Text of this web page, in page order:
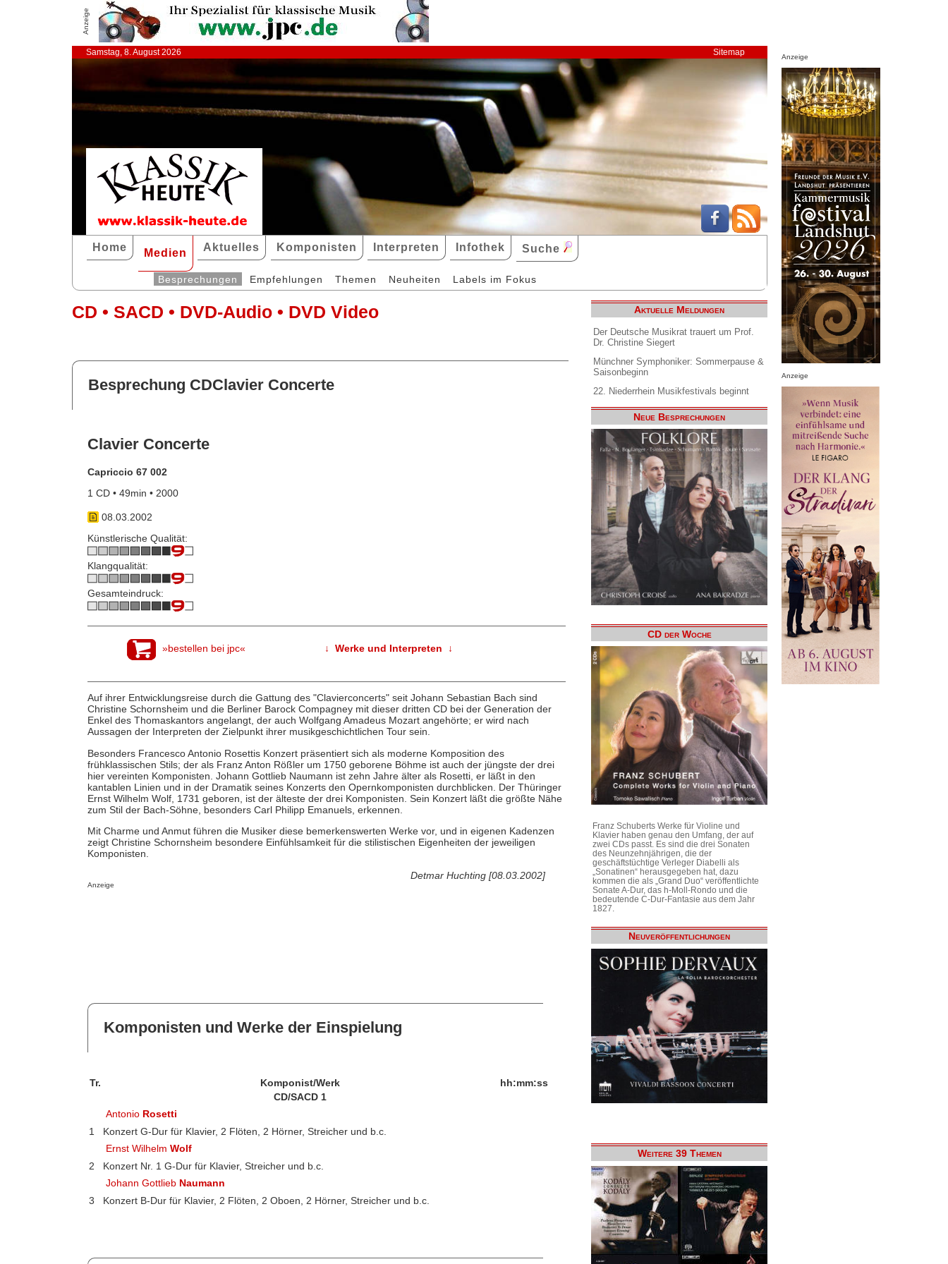
Anzeige
Samstag, 8. August 2026 Sitemap
Home Medien Aktuelles Komponisten Interpreten Infothek Suche
Besprechungen Empfehlungen Themen Neuheiten Labels im Fokus
CD • SACD • DVD-Audio • DVD Video
Besprechung CDClavier Concerte
Clavier Concerte
Capriccio 67 002
1 CD • 49min • 2000
08.03.2002
Künstlerische Qualität:
Klangqualität:
Gesamteindruck:
»bestellen bei jpc« ↓ Werke und Interpreten ↓
Auf ihrer Entwicklungsreise durch die Gattung des "Clavierconcerts" seit Johann Sebastian Bach sind
Christine Schornsheim und die Berliner Barock Compagney mit dieser dritten CD bei der Generation der
Enkel des Thomaskantors angelangt, der auch Wolfgang Amadeus Mozart angehörte; er wird nach
Aussagen der Interpreten der Zielpunkt ihrer musikgeschichtlichen Tour sein.
Besonders Francesco Antonio Rosettis Konzert präsentiert sich als moderne Komposition des
frühklassischen Stils; der als Franz Anton Rößler um 1750 geborene Böhme ist auch der jüngste der drei
hier vereinten Komponisten. Johann Gottlieb Naumann ist zehn Jahre älter als Rosetti, er läßt in den
kantablen Linien und in der Dramatik seines Konzerts den Opernkomponisten durchblicken. Der Thüringer
Ernst Wilhelm Wolf, 1731 geboren, ist der älteste der drei Komponisten. Sein Konzert läßt die größte Nähe
zum Stil der Bach-Söhne, besonders Carl Philipp Emanuels, erkennen.
Mit Charme und Anmut führen die Musiker diese bemerkenswerten Werke vor, und in eigenen Kadenzen
zeigt Christine Schornsheim besondere Einfühlsamkeit für die stilistischen Eigenheiten der jeweiligen
Komponisten.
Detmar Huchting [08.03.2002]
Anzeige
Komponisten und Werke der Einspielung
Tr. Komponist/Werk
hh:mm:ss
CD/SACD 1
Antonio Rosetti
1
Konzert G-Dur für Klavier, 2 Flöten, 2 Hörner, Streicher und b.c.
Ernst WilhelmWolf
2
Konzert Nr. 1 G-Dur für Klavier, Streicher und b.c.
Johann Gottlieb Naumann
3
Konzert B-Dur für Klavier, 2 Flöten, 2 Oboen, 2 Hörner, Streicher und b.c.
Aktuelle Meldungen
Der Deutsche Musikrat trauert um Prof.
Dr. Christine Siegert
Münchner Symphoniker: Sommerpause &
Saisonbeginn
22. Niederrhein Musikfestivals beginnt
Neue Besprechungen
CD der Woche
Franz Schuberts Werke für Violine und
Klavier haben genau den Umfang, der auf
zwei CDs passt. Es sind die drei Sonaten
des Neunzehnjährigen, die der
geschäftstüchtige Verleger Diabelli als
„Sonatinen“ herausgegeben hat, dazu
kommen die als „Grand Duo“ veröffentlichte
Sonate A-Dur, das h-Moll-Rondo und die
bedeutende C-Dur-Fantasie aus dem Jahr
1827.
Neuveröffentlichungen
Weitere 39 Themen
Anzeige
Anzeige